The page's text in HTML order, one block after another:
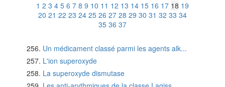
1 2 3 4 5 6 7 8 9 10 11 12 13 14 15 16 17 18 19
20 21 22 23 24 25 26 27 28 29 30 31 32 33 34
35 36 37
Un médicament classé parmi les agents alk...
L'ion superoxyde
La superoxyde dismutase